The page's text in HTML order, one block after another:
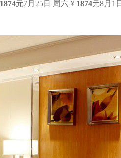
1874元7月25日 周六 ￥ 1874元8月1